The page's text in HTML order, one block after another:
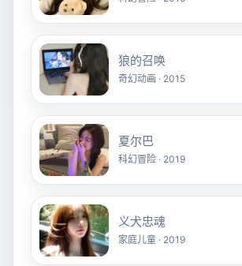
狼的召唤
奇幻动画 · 2015
夏尔巴
科幻冒险 · 2019
义犬忠魂
家庭儿童 · 2019